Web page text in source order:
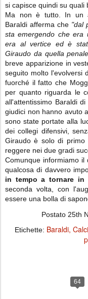
si capisce quindi su quali
Ma non è tutto. In un
Baraldi afferma che "dal
sta emergendo che era
era al vertice ed è
Giraudo da quella
breve apparizione in
seguito molto l'evolversi
fuorché il fatto che
per quanto riguarda le
all'attentissimo Baraldi
giudici non hanno avuto
sono state portate alla
dei collegi difensivi,
Giraudo è solo di
reggere nei due gradi
Comunque informiamo
qualcosa di davvero
in tempo a tornare in
seconda volta, con
essere una bolla di
Postato 25th
Etichette: Baraldi
64